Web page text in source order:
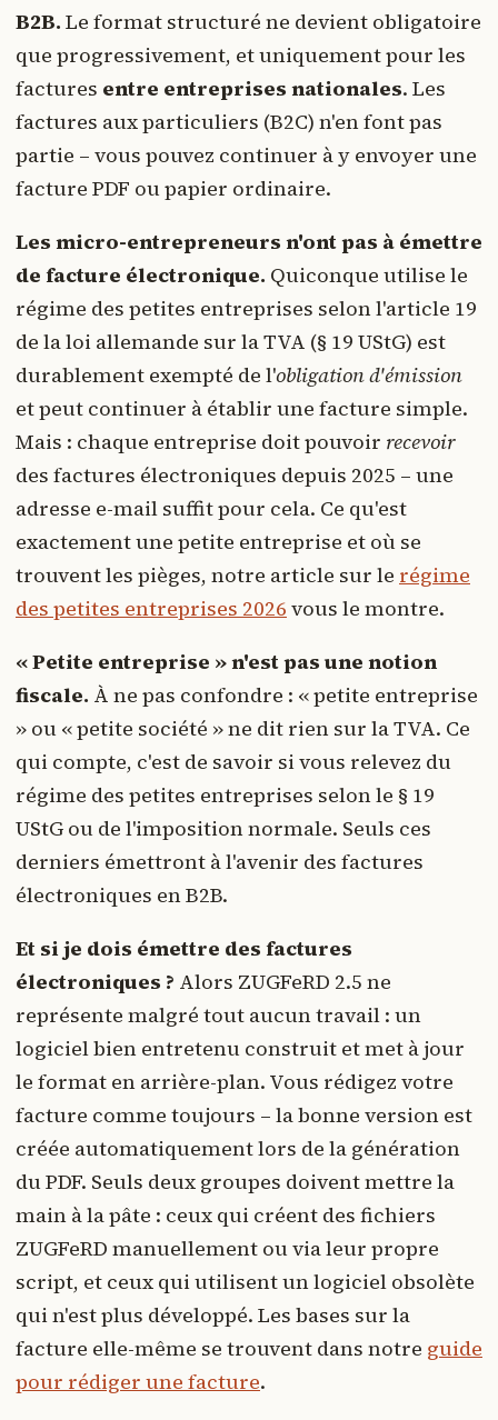
B2B. Le format structuré ne devient obligatoire
que progressivement, et uniquement pour les
factures entre entreprises nationales. Les
factures aux particuliers (B2C) n'en font pas
partie – vous pouvez continuer à y envoyer une
facture PDF ou papier ordinaire.
Les micro-entrepreneurs n'ont pas à émettre
de facture électronique. Quiconque utilise le
régime des petites entreprises selon l'article 19
de la loi allemande sur la TVA (§ 19 UStG) est
durablement exempté de l'obligation d'émission
et peut continuer à établir une facture simple.
Mais : chaque entreprise doit pouvoir recevoir
des factures électroniques depuis 2025 – une
adresse e-mail suffit pour cela. Ce qu'est
exactement une petite entreprise et où se
trouvent les pièges, notre article sur le régime
des petites entreprises 2026 vous le montre.
« Petite entreprise » n'est pas une notion
fiscale. À ne pas confondre : « petite entreprise
» ou « petite société » ne dit rien sur la TVA. Ce
qui compte, c'est de savoir si vous relevez du
régime des petites entreprises selon le § 19
UStG ou de l'imposition normale. Seuls ces
derniers émettront à l'avenir des factures
électroniques en B2B.
Et si je dois émettre des factures
électroniques ? Alors ZUGFeRD 2.5 ne
représente malgré tout aucun travail : un
logiciel bien entretenu construit et met à jour
le format en arrière-plan. Vous rédigez votre
facture comme toujours – la bonne version est
créée automatiquement lors de la génération
du PDF. Seuls deux groupes doivent mettre la
main à la pâte : ceux qui créent des fichiers
ZUGFeRD manuellement ou via leur propre
script, et ceux qui utilisent un logiciel obsolète
qui n'est plus développé. Les bases sur la
facture elle-même se trouvent dans notre guide
pour rédiger une facture.